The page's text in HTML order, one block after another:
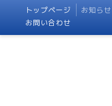
トップページ お知らせ
お問い合わせ